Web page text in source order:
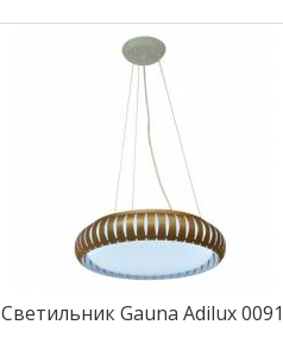
Светильник Gauna Adilux 0091